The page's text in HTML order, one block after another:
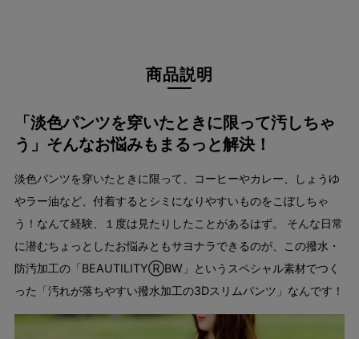
商品説明
「淡色パンツを穿いたときに限って汚しちゃ
う」そんなお悩みもまるっと解決！
淡色パンツを穿いたときに限って、コーヒーやカレー、しょうゆ
やラー油など、付着するとシミになりやすいものをこぼしちゃ
う！なんて経験、１度は見たりしたことがあるはず。 そんな日常
に潜むちょっとしたお悩みともサヨナラできるのが、この撥水・
防汚加工の「BEAUTILITYⓇBW」というスペシャル素材でつく
った「汚れが落ちやすい撥水加工の3Dスリムパンツ」なんです！